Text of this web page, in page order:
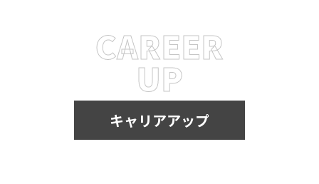
キャリアアップ
CAREER
UP